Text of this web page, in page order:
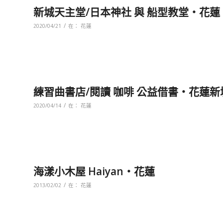
新城天主堂/日本神社 與 船型教堂‧花蓮
2020/04/21 / 在： 花蓮
練習曲書店/閱讀 咖啡 公益借書‧花蓮新
2020/04/14 / 在： 花蓮
海漾小木屋 Haiyan‧花蓮
2013/02/02 / 在： 花蓮